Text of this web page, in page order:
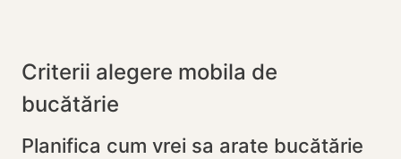
Criterii alegere mobila de
bucătărie
Planifica cum vrei sa arate bucătărie